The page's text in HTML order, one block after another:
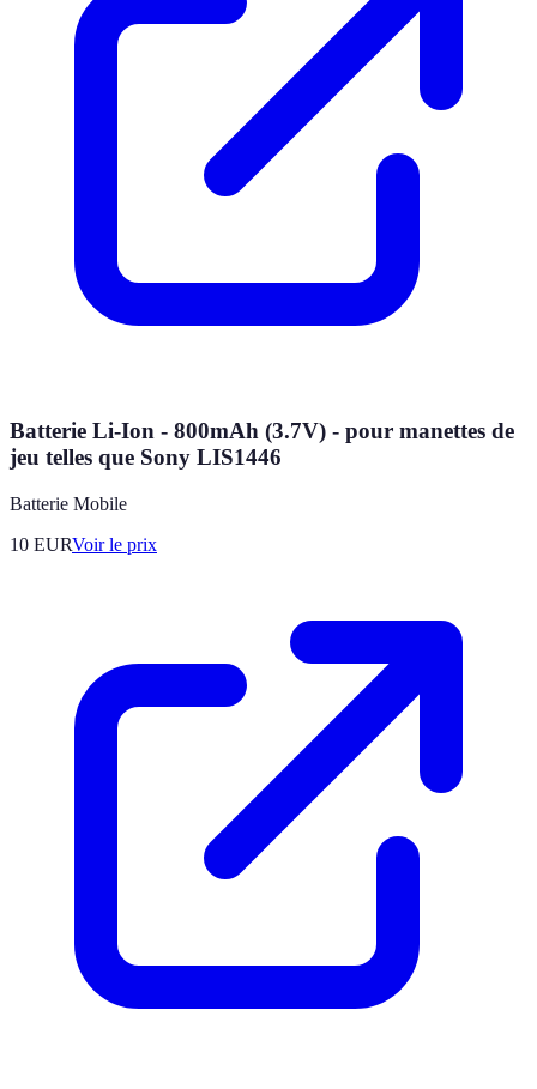
Batterie Li-Ion - 800mAh (3.7V) - pour manettes de
jeu telles que Sony LIS1446
Batterie Mobile
10 EURVoir le prix